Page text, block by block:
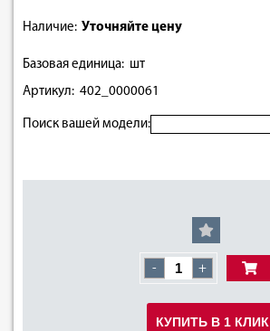
Наличие: Уточняйте цену
Базовая единица: шт
Артикул: 402_0000061
Поиск вашей модели:
- +
КУПИТЬ В 1 КЛИК